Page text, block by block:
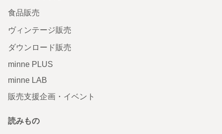
食品販売
ヴィンテージ販売
ダウンロード販売
minne PLUS
minne LAB
販売支援企画・イベント
読みもの